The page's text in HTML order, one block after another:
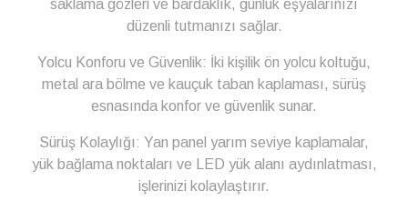
saklama gözleri ve bardaklık, günlük eşyalarınızı
düzenli tutmanızı sağlar.
Yolcu Konforu ve Güvenlik: İki kişilik ön yolcu koltuğu,
metal ara bölme ve kauçuk taban kaplaması, sürüş
esnasında konfor ve güvenlik sunar.
Sürüş Kolaylığı: Yan panel yarım seviye kaplamalar,
yük bağlama noktaları ve LED yük alanı aydınlatması,
işlerinizi kolaylaştırır.